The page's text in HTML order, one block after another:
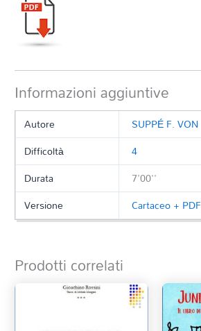
Informazioni aggiuntive
Autore
SUPPÉ F. VON
Difficoltà
4
Durata
7'00''
Versione
Cartaceo + PDF
Prodotti correlati